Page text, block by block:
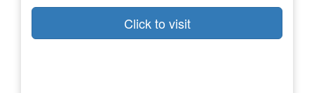
Click to visit